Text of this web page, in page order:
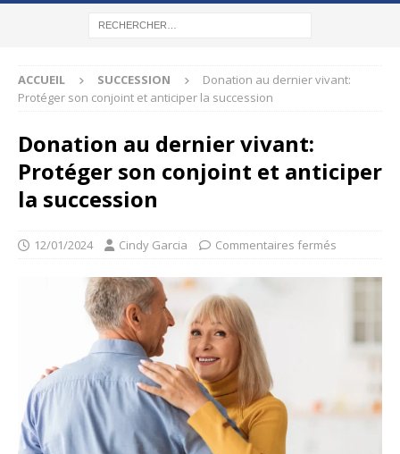
ACCUEIL SUCCESSION
Donation au dernier vivant:
Protéger son conjoint et anticiper la succession
Donation au dernier vivant:
Protéger son conjoint et anticiper
la succession
12/01/2024 Cindy Garcia Commentaires fermés